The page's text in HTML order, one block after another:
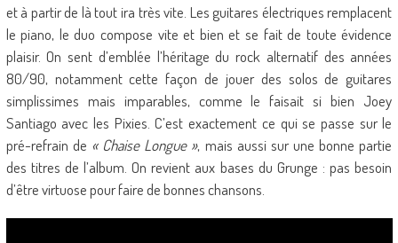
et à partir de là tout ira très vite. Les guitares électriques remplacent
le piano, le duo compose vite et bien et se fait de toute évidence
plaisir. On sent d’emblée l’héritage du rock alternatif des années
80/90, notamment cette façon de jouer des solos de guitares
simplissimes mais imparables, comme le faisait si bien Joey
Santiago avec les Pixies. C’est exactement ce qui se passe sur le
pré-refrain de « Chaise Longue », mais aussi sur une bonne partie
des titres de l’album. On revient aux bases du Grunge : pas besoin
d’être virtuose pour faire de bonnes chansons.